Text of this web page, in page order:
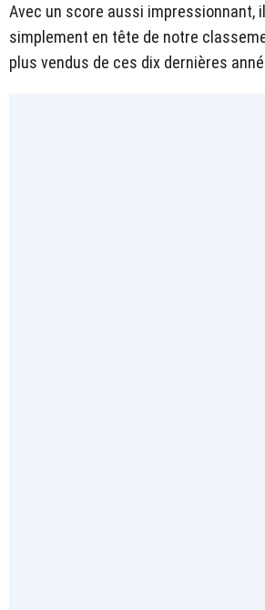
Avec un score aussi impressionnant,
simplement en tête de notre
plus vendus de ces dix dernières